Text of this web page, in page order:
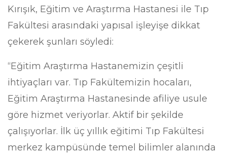
Kırışık, Eğitim ve Araştırma Hastanesi ile Tıp
Fakültesi arasındaki yapısal işleyişe dikkat
çekerek şunları söyledi:
“Eğitim Araştırma Hastanemizin çeşitli
ihtiyaçları var. Tıp Fakültemizin hocaları,
Eğitim Araştırma Hastanesinde afiliye usule
göre hizmet veriyorlar. Aktif bir şekilde
çalışıyorlar. İlk üç yıllık eğitimi Tıp Fakültesi
merkez kampüsünde temel bilimler alanında